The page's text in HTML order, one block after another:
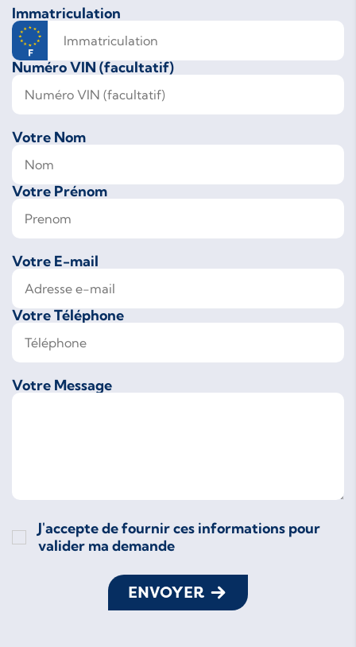
Immatriculation
Numéro VIN (facultatif)
Votre Nom
Votre Prénom
Votre E-mail
Votre Téléphone
Votre Message
J'accepte de fournir ces informations pour
valider ma demande
ENVOYER